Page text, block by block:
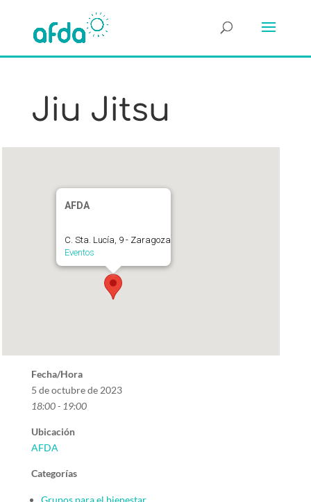
Jiu Jitsu
AFDA
C. Sta. Lucía, 9 - Zaragoza
Eventos
Fecha/Hora
5 de octubre de 2023
18:00 - 19:00
Ubicación
AFDA
Categorías
Grupos para el bienestar